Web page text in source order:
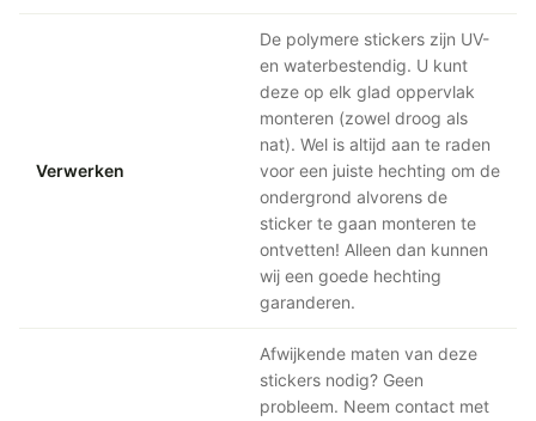
Verwerken
De polymere stickers zijn UV-
en waterbestendig. U kunt
deze op elk glad oppervlak
monteren (zowel droog als
nat). Wel is altijd aan te raden
voor een juiste hechting om de
ondergrond alvorens de
sticker te gaan monteren te
ontvetten! Alleen dan kunnen
wij een goede hechting
garanderen.
Afwijkende maten van deze
stickers nodig? Geen
probleem. Neem contact met